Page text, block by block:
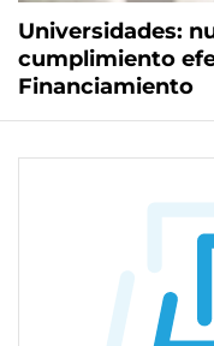
Universidades:
cumplimiento
Financiamiento